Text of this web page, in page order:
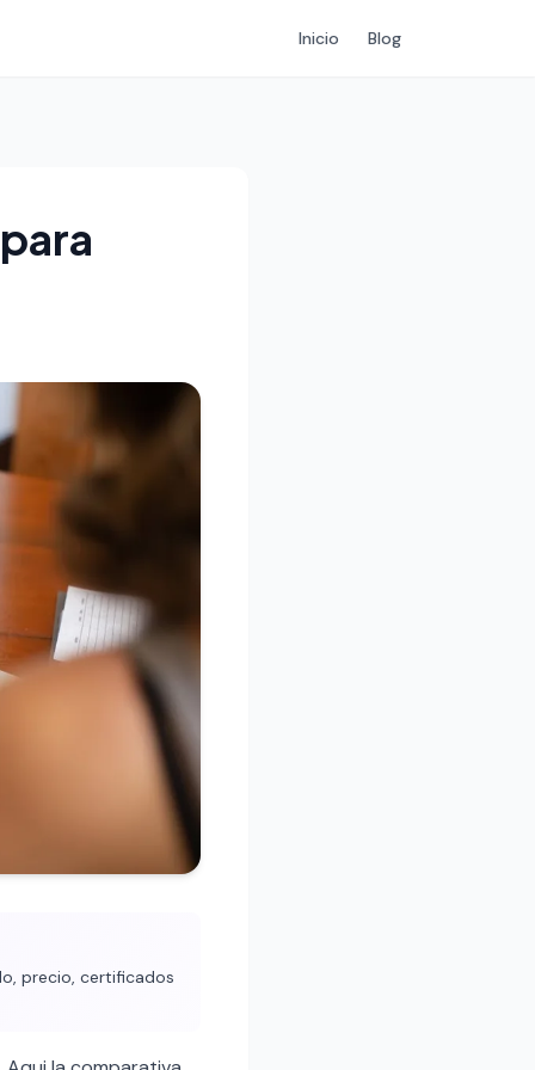
Inicio Blog
precio, certificados